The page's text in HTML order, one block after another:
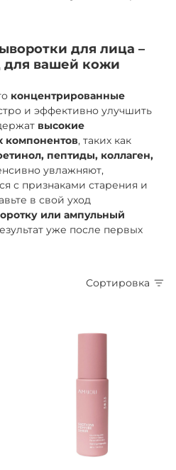
для лица –
для вашей кожи
концентрированные
и эффективно улучшить
высокие
компонентов, таких как
пептиды, коллаген,
увлажняют,
с признаками старения и
в свой уход
или ампульный
уже после первых
Сортировка